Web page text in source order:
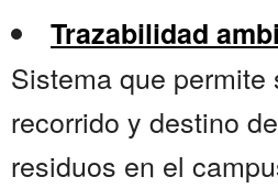
Trazabilidad
Sistema que permite
recorrido y destino
residuos en el